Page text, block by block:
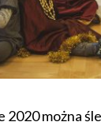
2020 można